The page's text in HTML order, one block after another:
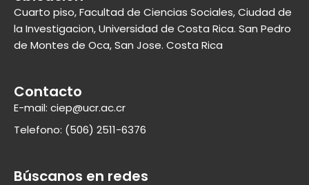
Cuarto piso, Facultad de Ciencias Sociales, Ciudad de
la Investigacion, Universidad de Costa Rica. San Pedro
de Montes de Oca, San Jose. Costa Rica
Contacto
E-mail: ciep@ucr.ac.cr
Telefono: (506) 2511-6376
Búscanos en redes